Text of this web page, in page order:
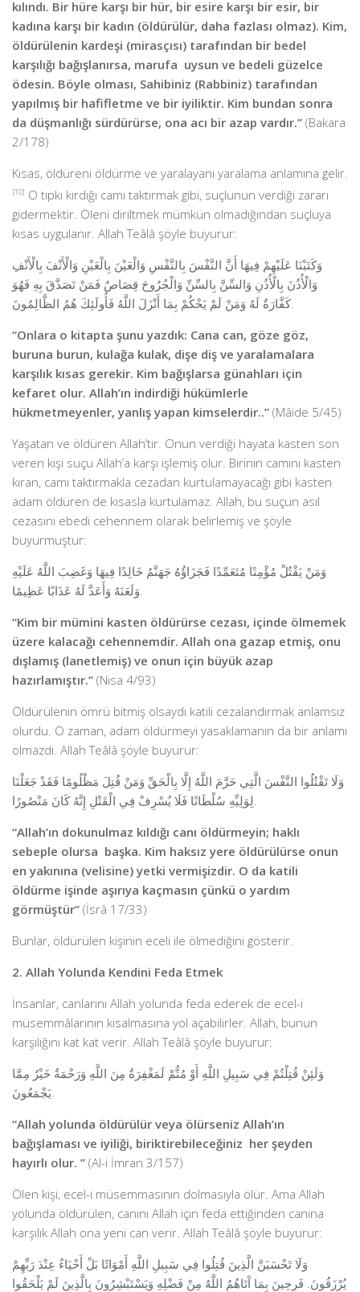
kılındı. Bir hüre karşı bir hür, bir esire karşı bir esir, bir
kadına karşı bir kadın (öldürülür, daha fazlası olmaz). Kim,
öldürülenin kardeşi (mirasçısı) tarafından bir bedel
karşılığı bağışlanırsa, marufa uysun ve bedeli güzelce
ödesin. Böyle olması, Sahibiniz (Rabbiniz) tarafından
yapılmış bir hafifletme ve bir iyiliktir. Kim bundan sonra
da düşmanlığı sürdürürse, ona acı bir azap vardır.” (Bakara
2/178)
Kısas, öldüreni öldürme ve yaralayanı yaralama anlamına gelir.
[10] O tıpkı kırdığı camı taktırmak gibi, suçlunun verdiği zararı
gidermektir. Öleni diriltmek mümkün olmadığından suçluya
kısas uygulanır. Allah Teâlâ şöyle buyurur:
وَكَتَبْنَا عَلَيْهِمْ فِيهَا أَنَّ النَّفْسَ بِالنَّفْسِ وَالْعَيْنَ بِالْعَيْنِ وَالْأَنْفَ بِالْأَنْفِ
وَالْأُذُنَ بِالْأُذُنِ وَالسِّنَّ بِالسِّنِّ وَالْجُرُوحَ قِصَاصٌ فَمَنْ تَصَدَّقَ بِهِ فَهُوَ
كَفَّارَةٌ لَهُ وَمَنْ لَمْ يَحْكُمْ بِمَا أَنْزَلَ اللَّهُ فَأُولَئِكَ هُمُ الظَّالِمُونَ.
“Onlara o kitapta şunu yazdık: Cana can, göze göz,
buruna burun, kulağa kulak, dişe diş ve yaralamalara
karşılık kısas gerekir. Kim bağışlarsa günahları için
kefaret olur. Allah’ın indirdiği hükümlerle
hükmetmeyenler, yanlış yapan kimselerdir..” (Mâide 5/45)
Yaşatan ve öldüren Allah’tır. Onun verdiği hayata kasten son
veren kişi suçu Allah’a karşı işlemiş olur. Birinin camını kasten
kıran, camı taktırmakla cezadan kurtulamayacağı gibi kasten
adam öldüren de kısasla kurtulamaz. Allah, bu suçun asıl
cezasını ebedi cehennem olarak belirlemiş ve şöyle
buyurmuştur:
وَمَنْ يَقْتُلْ مُؤْمِنًا مُتَعَمِّدًا فَجَزَاؤُهُ جَهَنَّمُ خَالِدًا فِيهَا وَغَضِبَ اللَّهُ عَلَيْهِ
وَلَعَنَهُ وَأَعَدَّ لَهُ عَذَابًا عَظِيمًا.
“Kim bir mümini kasten öldürürse cezası, içinde ölmemek
üzere kalacağı cehennemdir. Allah ona gazap etmiş, onu
dışlamış (lanetlemiş) ve onun için büyük azap
hazırlamıştır.” (Nisa 4/93)
Öldürülenin ömrü bitmiş olsaydı katili cezalandırmak anlamsız
olurdu. O zaman, adam öldürmeyi yasaklamanın da bir anlamı
olmazdı. Allah Teâlâ şöyle buyurur:
وَلَا تَقْتُلُوا النَّفْسَ الَّتِي حَرَّمَ اللَّهُ إِلَّا بِالْحَقِّ وَمَنْ قُتِلَ مَظْلُومًا فَقَدْ جَعَلْنَا
لِوَلِيِّهِ سُلْطَانًا فَلَا يُسْرِفْ فِي الْقَتْلِ إِنَّهُ كَانَ مَنْصُورًا.
“Allah’ın dokunulmaz kıldığı canı öldürmeyin; haklı
sebeple olursa başka. Kim haksız yere öldürülürse onun
en yakınına (velisine) yetki vermişizdir. O da katili
öldürme işinde aşırıya kaçmasın çünkü o yardım
görmüştür” (İsrâ 17/33)
Bunlar, öldürülen kişinin eceli ile ölmediğini gösterir.
2. Allah Yolunda Kendini Feda Etmek
İnsanlar, canlarını Allah yolunda feda ederek de ecel-i
müsemmâlarının kısalmasına yol açabilirler. Allah, bunun
karşılığını kat kat verir. Allah Teâlâ şöyle buyurur:
وَلَئِنْ قُتِلْتُمْ فِي سَبِيلِ اللَّهِ أَوْ مُتُّمْ لَمَغْفِرَةٌ مِنَ اللَّهِ وَرَحْمَةٌ خَيْرٌ مِمَّا
يَجْمَعُونَ.
“Allah yolunda öldürülür veya ölürseniz Allah’ın
bağışlaması ve iyiliği, biriktirebileceğiniz her şeyden
hayırlı olur. ” (Al-i İmran 3/157)
Ölen kişi, ecel-i müsemmasının dolmasıyla ölür. Ama Allah
yolunda öldürülen, canını Allah için feda ettiğinden canına
karşılık Allah ona yeni can verir. Allah Teâlâ şöyle buyurur:
وَلَا تَحْسَبَنَّ الَّذِينَ قُتِلُوا فِي سَبِيلِ اللَّهِ أَمْوَاتًا بَلْ أَحْيَاءٌ عِنْدَ رَبِّهِمْ
يُرْزَقُونَ. فَرِحِينَ بِمَا آَتَاهُمُ اللَّهُ مِنْ فَضْلِهِ وَيَسْتَبْشِرُونَ بِالَّذِينَ لَمْ يَلْحَقُوا